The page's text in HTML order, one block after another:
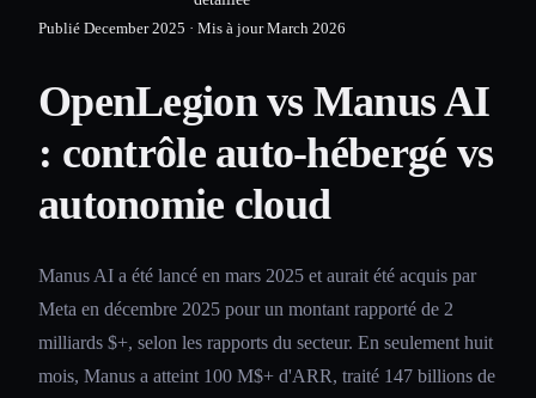
Publié December 2025 · Mis à jourMarch 2026
OpenLegion vs Manus AI
: contrôle auto-hébergé vs
autonomie cloud
Manus AI a été lancé en mars 2025 et aurait été acquis par
Meta en décembre 2025 pour un montant rapporté de 2
milliards $+, selon les rapports du secteur. En seulement huit
mois, Manus a atteint 100 M$+ d'ARR, traité 147 billions de